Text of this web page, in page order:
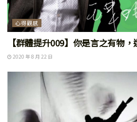
心得觀感
【群體提升009】你是言之有物
2020 年 8 月 22 日